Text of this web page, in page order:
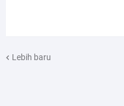
Lebih baru